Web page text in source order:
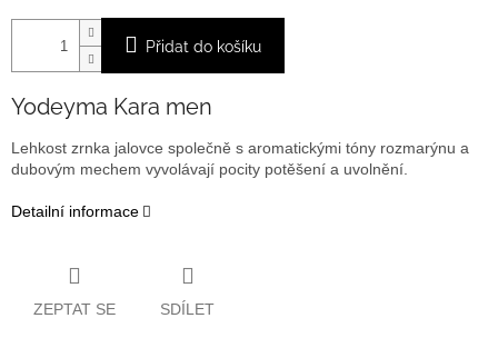
Přidat do košíku
Yodeyma Kara men
Lehkost zrnka jalovce společně s aromatickými tóny rozmarýnu a
dubovým mechem vyvolávají pocity potěšení a uvolnění.
Detailní informace
ZEPTAT SE SDÍLET